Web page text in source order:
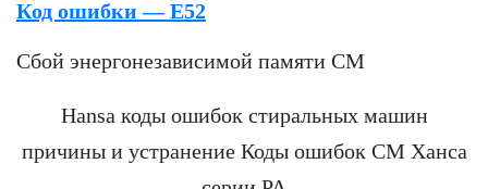
Код ошибки — E52
Сбой энергонезависимой памяти СМ
Hansa коды ошибок стиральных машин
причины и устранение Коды ошибок СМ Ханса